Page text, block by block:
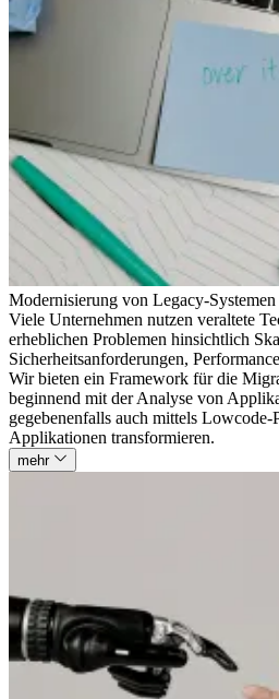
Modernisierung von Legacy-Systemen
Viele Unternehmen nutzen veraltete
erheblichen Problemen hinsichtlich
Sicherheitsanforderungen,
Wir bieten ein Framework für die
beginnend mit der Analyse von
gegebenenfalls auch mittels Lowcode-
Applikationen transformieren.
mehr